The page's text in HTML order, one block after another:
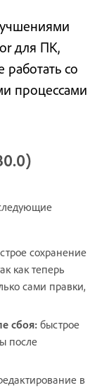
для ПК,
со
процессами
сохранение
как теперь
сами правки,
сбоя: быстрое
после
в